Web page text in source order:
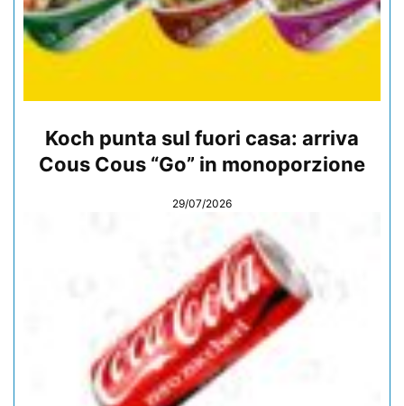
Koch punta sul fuori casa: arriva
Cous Cous “Go” in monoporzione
29/07/2026